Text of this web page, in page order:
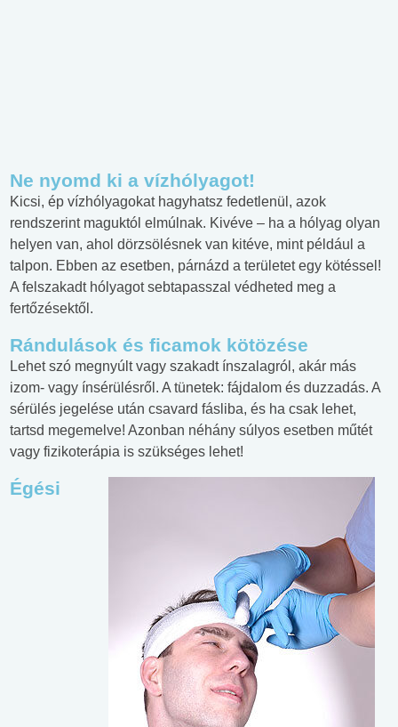
Ne nyomd ki a vízhólyagot!
Kicsi, ép vízhólyagokat hagyhatsz fedetlenül, azok
rendszerint maguktól elmúlnak. Kivéve – ha a hólyag olyan
helyen van, ahol dörzsölésnek van kitéve, mint például a
talpon. Ebben az esetben, párnázd a területet egy kötéssel!
A felszakadt hólyagot sebtapasszal védheted meg a
fertőzésektől.
Rándulások és ficamok kötözése
Lehet szó megnyúlt vagy szakadt ínszalagról, akár más
izom- vagy ínsérülésről. A tünetek: fájdalom és duzzadás. A
sérülés jegelése után csavard fásliba, és ha csak lehet,
tartsd megemelve! Azonban néhány súlyos esetben műtét
vagy fizikoterápia is szükséges lehet!
Égési